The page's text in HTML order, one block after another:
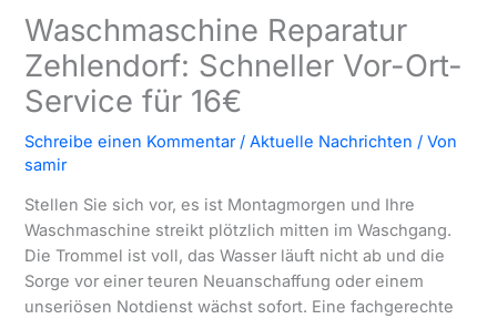
Waschmaschine Reparatur
Zehlendorf: Schneller Vor-Ort-
Service für 16€
Schreibe einen Kommentar /Aktuelle Nachrichten / Von
samir
Stellen Sie sich vor, es ist Montagmorgen und Ihre
Waschmaschine streikt plötzlich mitten im Waschgang.
Die Trommel ist voll, das Wasser läuft nicht ab und die
Sorge vor einer teuren Neuanschaffung oder einem
unseriösen Notdienst wächst sofort. Eine fachgerechte